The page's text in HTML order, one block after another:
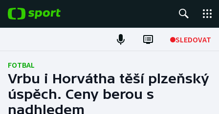
SLEDOVAT
Fotbal
Hokej
Tenis
FOTBAL
Vrbu i Horvátha těší plzeňský
úspěch. Ceny berou s
nadhledem